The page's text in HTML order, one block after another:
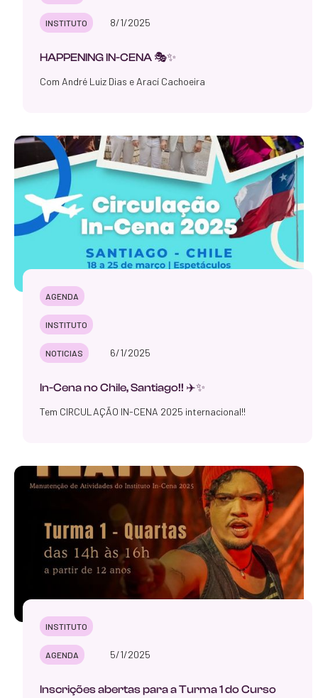
INSTITUTO 8/1/2025
HAPPENING IN-CENA 🎭✨
Com André Luiz Dias e Arací Cachoeira
AGENDA
INSTITUTO
NOTICIAS 6/1/2025
In-Cena no Chile, Santiago!! ✈️✨
Tem CIRCULAÇÃO IN-CENA 2025 internacional!!
INSTITUTO
AGENDA 5/1/2025
Inscrições abertas para a Turma 1 do Curso